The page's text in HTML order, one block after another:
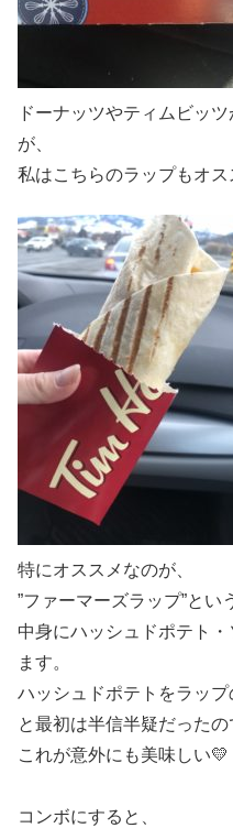
ドーナッツやティムビッ
が、
私はこちらのラップもオス
特にオススメなのが、
”ファーマーズラップ”とい
中身にハッシュドポテト
ます。
ハッシュドポテトをラッ
と最初は半信半疑だったの
これが意外にも美味しい💛
コンボにすると、